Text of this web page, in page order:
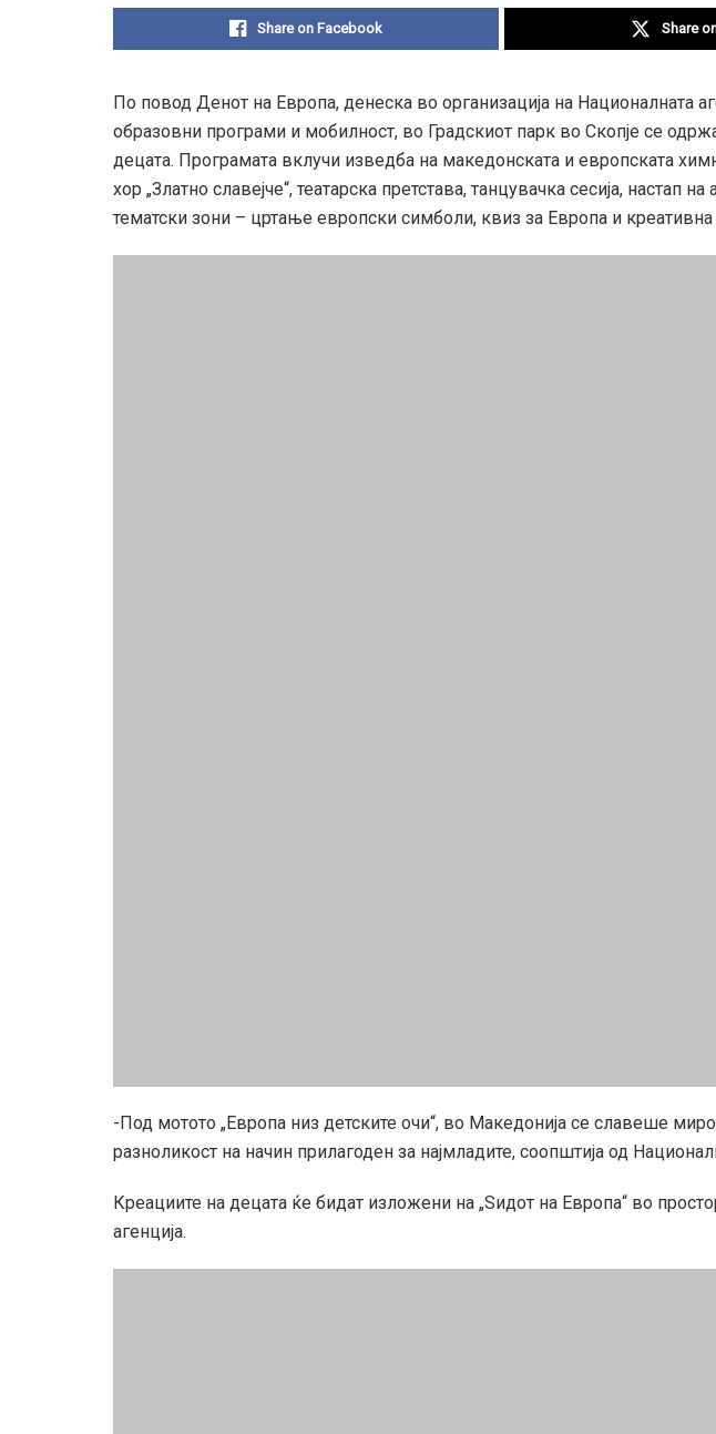
Share on Facebook Share
По повод Денот на Европа, денеска во организација на Националната
образовни програми и мобилност, во Градскиот парк во Скопје се
децата. Програмата вклучи изведба на македонската и европската
хор „Златно славејче“, театарска претстава, танцувачка сесија, настап
тематски зони – цртање европски симболи, квиз за Европа и
-Под мотото „Европа низ детските очи“, во Македонија се славеше
разноликост на начин прилагоден за најмладите, соопштија од
Креациите на децата ќе бидат изложени на „Ѕидот на Европа“ во
агенција.